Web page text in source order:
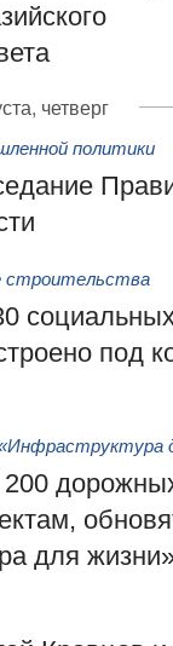
четверг
политики
строительства
под
для